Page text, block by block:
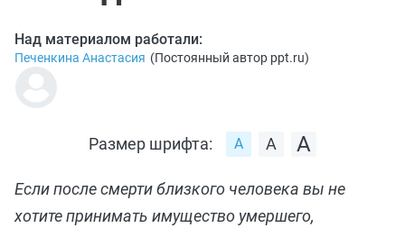
Над материалом работали:
Печенкина Анастасия (Постоянный автор ppt.ru)
Размер шрифта:
Если после смерти близкого человека вы не
хотите принимать имущество умершего,